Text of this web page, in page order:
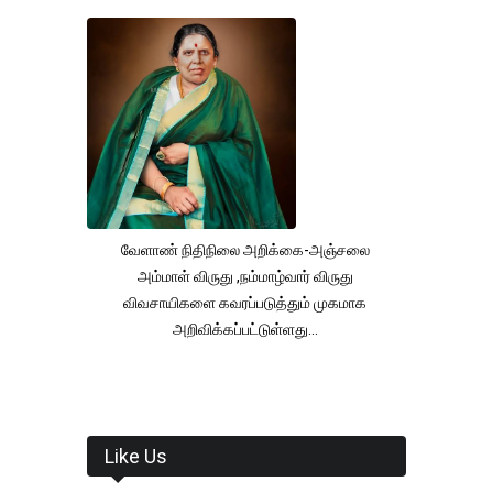
வேளாண் நிதிநிலை அறிக்கை-அஞ்சலை
அம்மாள் விருது ,நம்மாழ்வார் விருது
விவசாயிகளை கவரப்படுத்தும் முகமாக
அறிவிக்கப்பட்டுள்ளது...
Like Us